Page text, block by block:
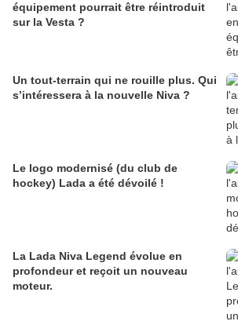
équipement pourrait être réintroduit
sur la Vesta ?
Un tout-terrain qui ne rouille plus. Qui
s’intéressera à la nouvelle Niva ?
Le logo modernisé (du club de
hockey) Lada a été dévoilé !
La Lada Niva Legend évolue en
profondeur et reçoit un nouveau
moteur.